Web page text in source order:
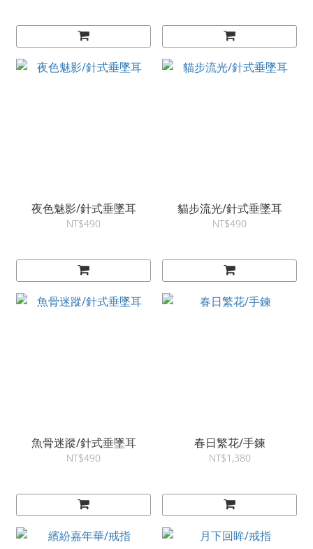
夜色魅影/針式垂墜耳
NT$490
貓步流光/針式垂墜耳
NT$490
魚骨迷蹤/針式垂墜耳
NT$490
春日繁花/手鍊
NT$1,380